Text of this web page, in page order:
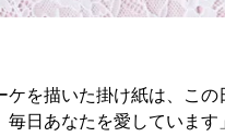
ケを描いた掛け紙は、こ
毎日あなたを愛しています